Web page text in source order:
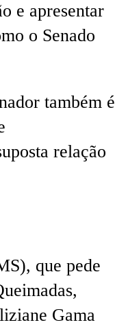
e apresentar
o Senado
também é
relação
que pede
Gama